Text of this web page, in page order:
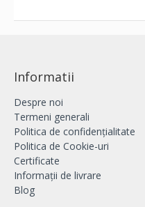
Informatii
Despre noi
Termeni generali
Politica de confidențialitate
Politica de Cookie-uri
Certificate
Informații de livrare
Blog